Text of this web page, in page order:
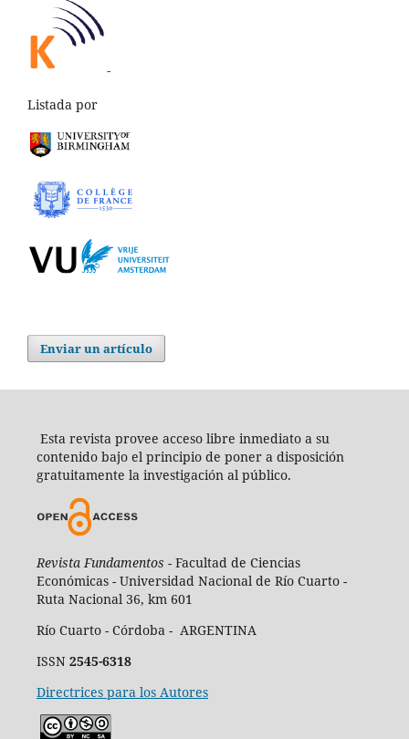
-
Listada por
Enviar un artículo
Esta revista provee acceso libre inmediato a su
contenido bajo el principio de poner a disposición
gratuitamente la investigación al público.
Revista Fundamentos -Facultad de Ciencias
Económicas - Universidad Nacional de Río Cuarto -
Ruta Nacional 36, km 601
Río Cuarto - Córdoba - ARGENTINA
ISSN 2545-6318
Directrices para los Autores